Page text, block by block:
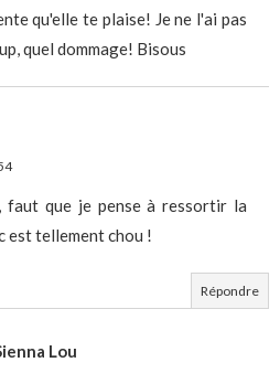
qu'elle te plaise! Je ne l'ai pas
quel dommage! Bisous
faut que je pense à ressortir la
est tellement chou !
Répondre
Lou